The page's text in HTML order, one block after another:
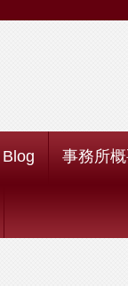
Blog 事務所